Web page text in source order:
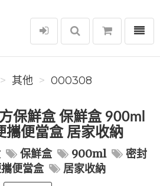
選單
其他 000308
保鮮盒 保鮮盒 900ml
攜便當盒 居家收納
保鮮盒 900ml
密封
便當盒 居家收納